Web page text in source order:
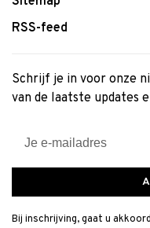
RSS-feed
Schrijf je in voor onze
van de laatste updates
Bij inschrijving, gaat u